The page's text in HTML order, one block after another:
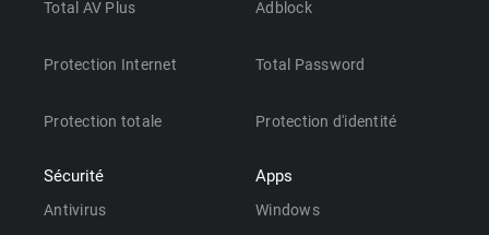
Total AV Plus
Protection Internet
Protection totale
Sécurité
Antivirus
Adblock
Total Password
Protection d'identité
Apps
Windows